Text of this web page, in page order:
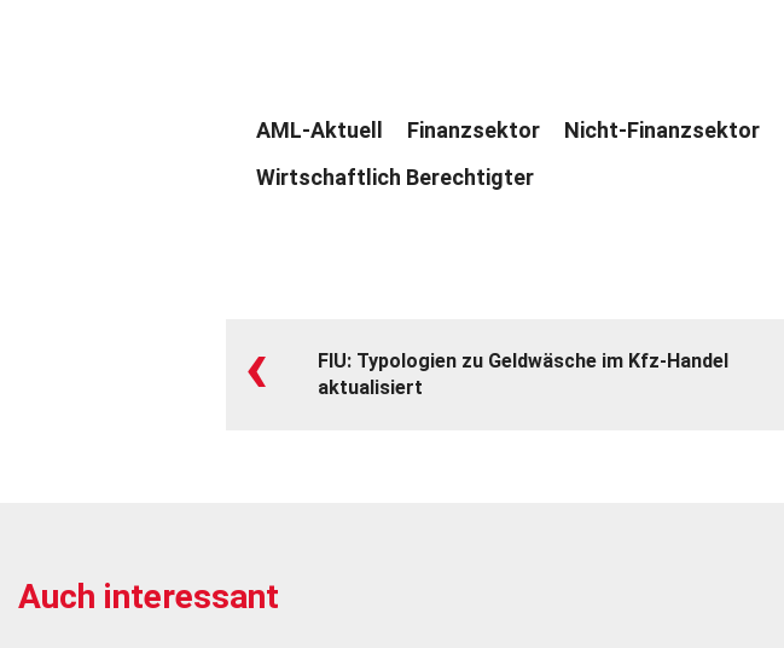
AML-Aktuell Finanzsektor Nicht-Finanzsektor
Wirtschaftlich Berechtigter
‹
FIU: Typologien zu Geldwäsche im Kfz-Handel
aktualisiert
Auch interessant